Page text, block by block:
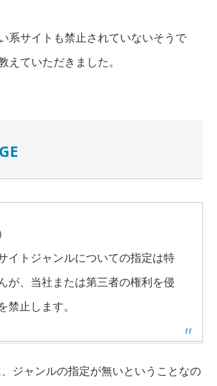
系サイトも禁止されていないそうで
えていただきました。
イトジャンルについての指定は特
が、当社または第三者の権利を侵
禁止します。
ジャンルの指定が無いということなの